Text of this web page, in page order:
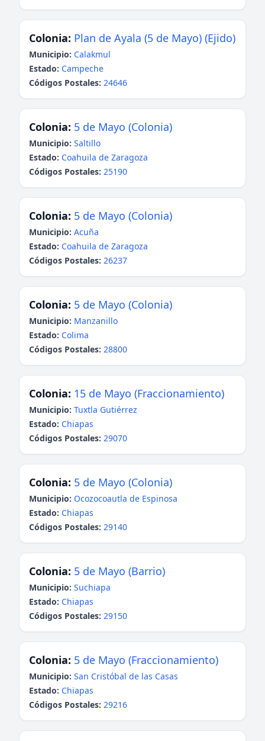
Colonia: Plan de Ayala (5 de Mayo) (Ejido)
Municipio: Calakmul
Estado: Campeche
Códigos Postales: 24646
Colonia: 5 de Mayo (Colonia)
Municipio: Saltillo
Estado: Coahuila de Zaragoza
Códigos Postales: 25190
Colonia: 5 de Mayo (Colonia)
Municipio: Acuña
Estado: Coahuila de Zaragoza
Códigos Postales: 26237
Colonia: 5 de Mayo (Colonia)
Municipio: Manzanillo
Estado: Colima
Códigos Postales: 28800
Colonia: 15 de Mayo (Fraccionamiento)
Municipio: Tuxtla Gutiérrez
Estado: Chiapas
Códigos Postales: 29070
Colonia: 5 de Mayo (Colonia)
Municipio: Ocozocoautla de Espinosa
Estado: Chiapas
Códigos Postales: 29140
Colonia: 5 de Mayo (Barrio)
Municipio: Suchiapa
Estado: Chiapas
Códigos Postales: 29150
Colonia: 5 de Mayo (Fraccionamiento)
Municipio: San Cristóbal de las Casas
Estado: Chiapas
Códigos Postales: 29216